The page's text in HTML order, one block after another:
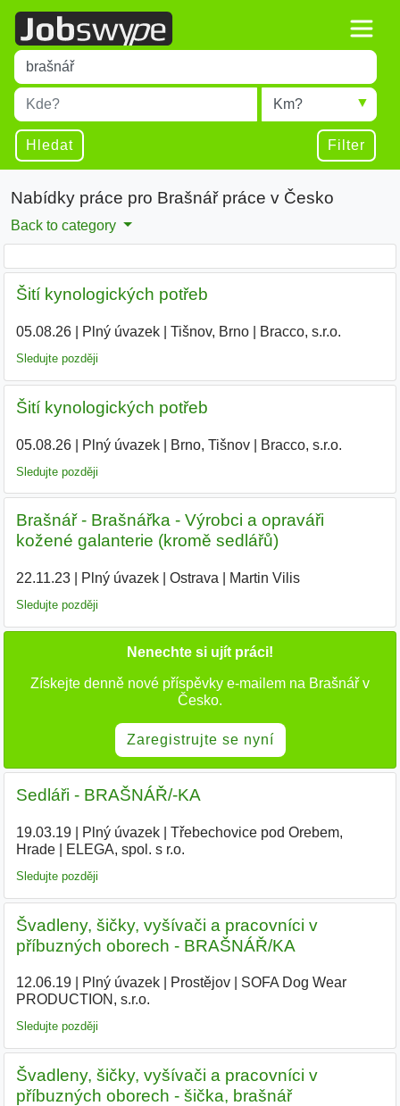
Title
Type 1 or more characters for results.
Místo
Type 1 or more characters for results.
Radius
Hledat Filter
Nabídky práce pro Brašnář práce v Česko
Back to category
Šití kynologických potřeb
05.08.26| Plný úvazek| Tišnov, Brno| Bracco, s.r.o.
Sledujte později
Šití kynologických potřeb
05.08.26| Plný úvazek| Brno, Tišnov| Bracco, s.r.o.
Sledujte později
Brašnář - Brašnářka - Výrobci a opraváři
kožené galanterie (kromě sedlářů)
22.11.23| Plný úvazek| Ostrava Martin Vilis|
Sledujte později
Nenechte si ujít práci!
Získejte denně nové příspěvky e-mailem na Brašnář v
Česko.
Zaregistrujte se nyní
Sedláři - BRAŠNÁŘ/-KA
19.03.19| Plný úvazek|
Třebechovice pod Orebem,
Hrade| ELEGA, spol. s r.o.
Sledujte později
Švadleny, šičky, vyšívači a pracovníci v
příbuzných oborech - BRAŠNÁŘ/KA
12.06.19| Plný úvazek| Prostějov|
SOFA Dog Wear
PRODUCTION, s.r.o.
Sledujte později
Švadleny, šičky, vyšívači a pracovníci v
příbuzných oborech - šička, brašnář